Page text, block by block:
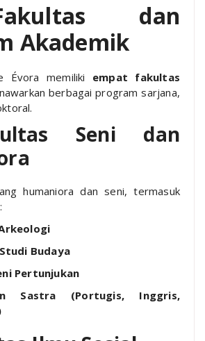
dan
Akademik
Évora memiliki empat fakultas
berbagai program sarjana,
Seni dan
humaniora dan seni, termasuk
Budaya
Pertunjukan
Sastra (Portugis, Inggris,